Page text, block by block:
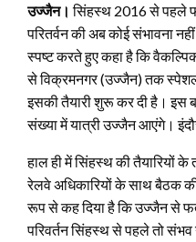
उज्जैन।सिंहस्थ 2016 से पहले
परितर्वन की अब कोई संभावना
स्पष्ट करते हुए कहा है कि
से विक्रमनगर (उज्जैन) तक
इसकी तैयारी शुरू कर दी है। इस
संख्या में यात्री उज्जैन आएंगे।
हाल ही में सिंहस्थ की तैयारियों के
रेलवे अधिकारियों के साथ बैठक
रूप से कह दिया है कि उज्जैन से
परिवर्तन सिंहस्थ से पहले तो